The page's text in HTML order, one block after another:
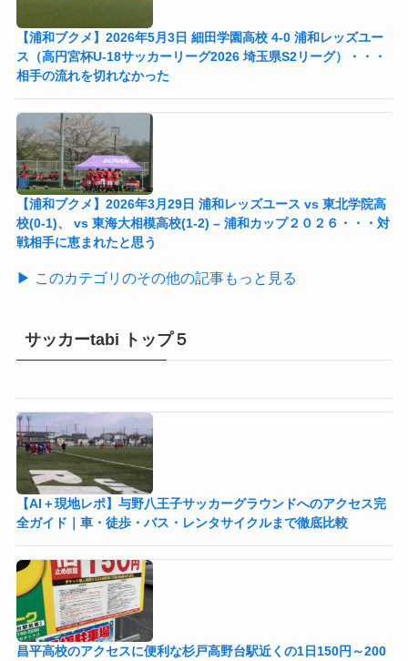
【浦和ブクメ】2026年5月3日 細田学園高校 4-0 浦和レッズユー
ス（高円宮杯U-18サッカーリーグ2026 埼玉県S2リーグ）・・・
相手の流れを切れなかった
【浦和ブクメ】2026年3月29日 浦和レッズユース vs 東北学院高
校(0-1)、 vs 東海大相模高校(1-2) – 浦和カップ２０２６・・・対
戦相手に恵まれたと思う
▶ このカテゴリのその他の記事もっと見る
サッカーtabi トップ５
【AI＋現地レポ】与野八王子󠁣󠁴󠁿󠁣󠁴󠁿サッカーグラウンドへのアクセス完
全ガイド｜車・徒歩・バス・レンタサイクルまで徹底比較
昌平高校のアクセスに便利な杉戸高野台駅近くの1日150円～200